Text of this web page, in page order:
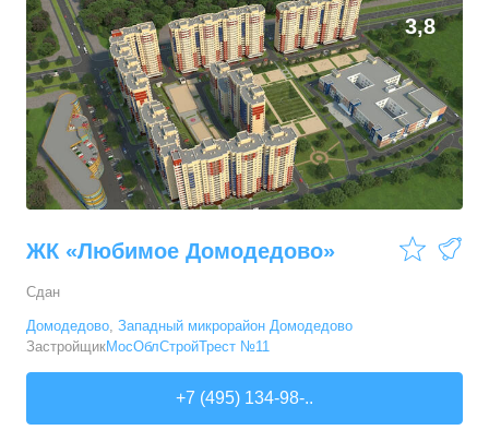
3,8
ЖК «Любимое Домодедово»
Сдан
Домодедово, Западный микрорайон Домодедово
ЗастройщикМосОблСтройТрест №11
+7 (495) 134-98-..